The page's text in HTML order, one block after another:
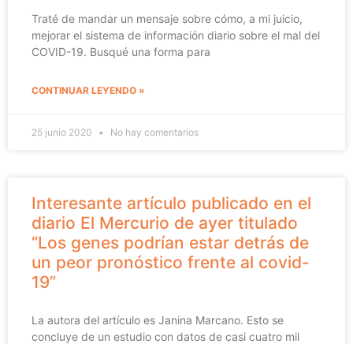
Traté de mandar un mensaje sobre cómo, a mi juicio,
mejorar el sistema de información diario sobre el mal del
COVID-19. Busqué una forma para
CONTINUAR LEYENDO »
25 junio 2020 No hay comentarios
Interesante artículo publicado en el
diario El Mercurio de ayer titulado
“Los genes podrían estar detrás de
un peor pronóstico frente al covid-
19”
La autora del artículo es Janina Marcano. Esto se
concluye de un estudio con datos de casi cuatro mil